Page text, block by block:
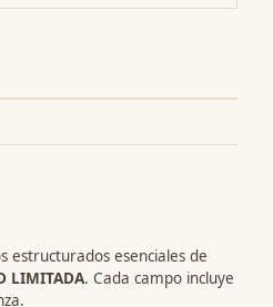
estructurados esenciales de
LIMITADA. Cada campo incluye